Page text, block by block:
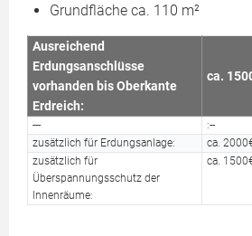
Grundfläche ca. 110 m²
Ausreichend
Erdungsanschlüsse
vorhanden bis Oberkante
Erdreich:
ca.
---
:--
zusätzlich für Erdungsanlage:
ca.
zusätzlich für
Überspannungsschutz der
Innenräume:
ca.